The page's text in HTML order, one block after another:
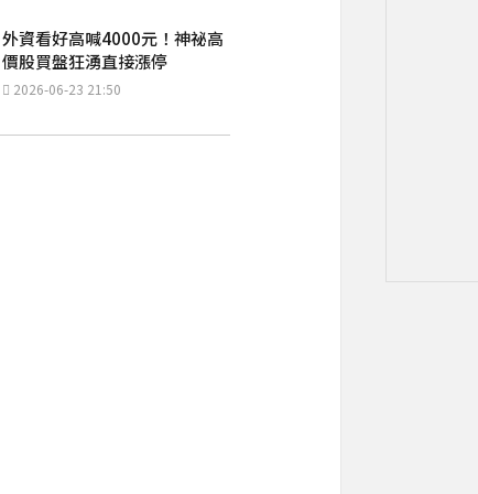
外資看好高喊4000元！神祕高
價股買盤狂湧直接漲停
2026-06-23 21:50